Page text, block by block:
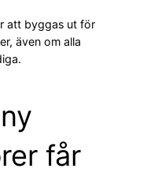
att byggas ut för
även om alla
får